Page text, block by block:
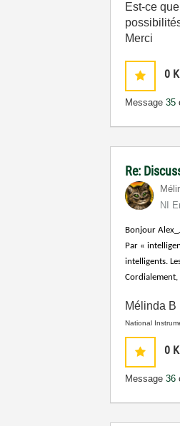
Est-ce
Merci
0
Message35
Re:
NI
Bonjour
Par «
intelligents.
Cordialement,
Mélinda B
National
0
Message36